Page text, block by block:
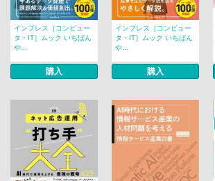
インプレス［コンピュー
タ・IT］ムック いちばん
や...
購入
インプレス［コンピュー
タ・IT］ムック いちばん
や...
購入